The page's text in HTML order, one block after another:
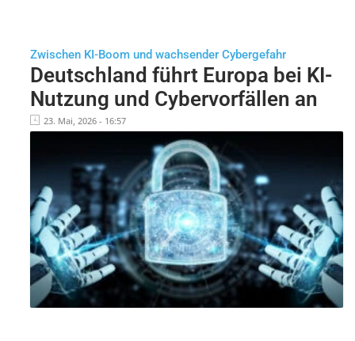
Zwischen KI-Boom und wachsender Cybergefahr
Deutschland führt Europa bei KI-
Nutzung und Cybervorfällen an
23. Mai, 2026 - 16:57